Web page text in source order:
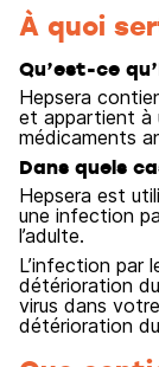
À quoi
Qu’est-ce
Hepsera
et appartient à
médicaments
Dans quels
Hepsera est
une infection
l’adulte.
L’infection par
détérioration
virus dans
détérioration